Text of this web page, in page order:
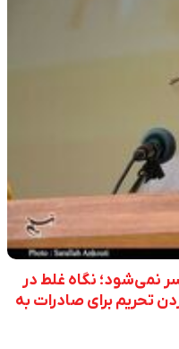
نمی‌شود؛ نگاه غلط در
تحریم برای صادرات به